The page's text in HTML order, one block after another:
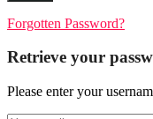
Forgotten Password?
Retrieve your
Please enter your